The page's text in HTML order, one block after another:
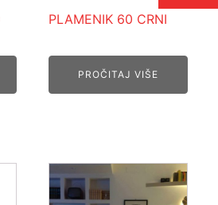
PLAMENIK 60 CRNI
PROČITAJ VIŠE